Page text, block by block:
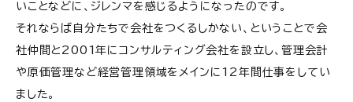
いことなどに、ジレンマを感じるようになったのです。
それならば自分たちで会社をつくるしかない、ということで会
社仲間と2001年にコンサルティング会社を設立し、管理会計
や原価管理など経営管理領域をメインに12年間仕事をしてい
ました。